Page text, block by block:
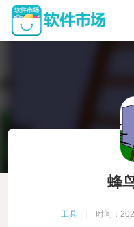
蜂
工具 时间：